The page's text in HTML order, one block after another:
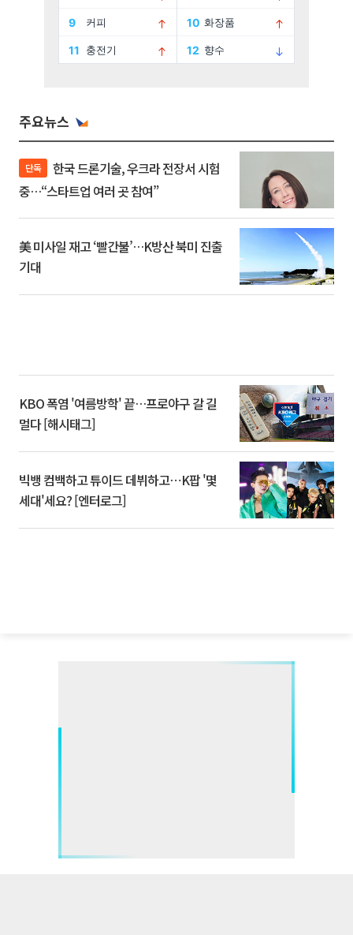
주요뉴스
단독
중…“스타트업 여러 곳 참여”
美 미사일 재고 ‘빨간불’…K방산 북미 진출
기대
KBO 폭염 '여름방학' 끝…프로야구 갈 길
멀다 [해시태그]
빅뱅 컴백하고 튜이드 데뷔하고⋯K팝 '몇
세대'세요? [엔터로그]